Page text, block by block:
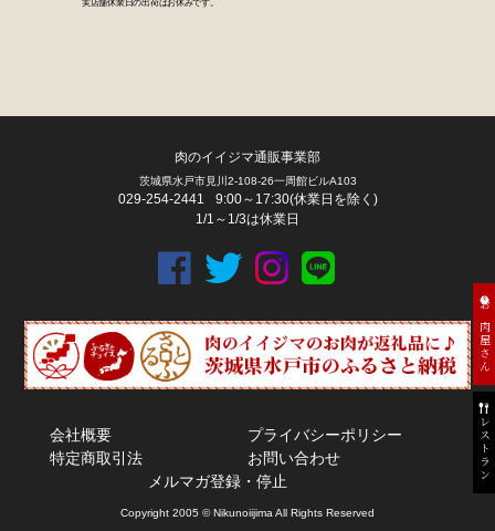
お肉屋さん
レストラン
肉のイイジマ通販事業部
茨城県水戸市見川2-108-26一周館ビルA103
029-254-2441
9:00～17:30(休業日を除く)
1/1～1/3は休業日
会社概要
プライバシーポリシー
特定商取引法
お問い合わせ
メルマガ登録・停止
Copyright 2005 © Nikunoiijima All Rights Reserved